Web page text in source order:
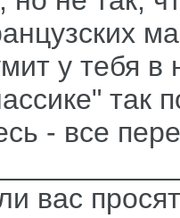
у тебя в
так
- все
вас